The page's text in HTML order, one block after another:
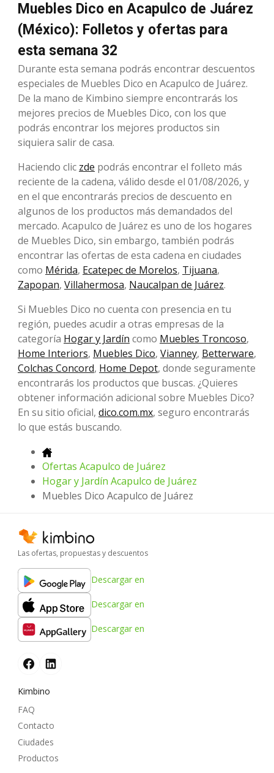
Muebles Dico en Acapulco de Juárez
(México): Folletos y ofertas para
esta semana 32
Durante esta semana podrás encontrar descuentos
especiales de Muebles Dico en Acapulco de Juárez.
De la mano de Kimbino siempre encontrarás los
mejores precios de Muebles Dico, con los que
podrás encontrar los mejores productos sin
siquiera salir de casa.
Haciendo clic zde podrás encontrar el folleto más
reciente de la cadena, válido desde el 01/08/2026, y
en el que encontrarás precios de descuento en
algunos de los productos más demandados del
mercado. Acapulco de Juárez es uno de los hogares
de Muebles Dico, sin embargo, también podrás
encontrar las ofertas de esta cadena en ciudades
como Mérida, Ecatepec de Morelos, Tijuana,
Zapopan, Villahermosa, Naucalpan de Juárez.
Si Muebles Dico no cuenta con presencia en tu
región, puedes acudir a otras empresas de la
categoría Hogar y Jardín como Muebles Troncoso,
Home Interiors, Muebles Dico, Vianney, Betterware,
Colchas Concord, Home Depot, donde seguramente
encontrarás los productos que buscas. ¿Quieres
obtener información adicional sobre Muebles Dico?
En su sitio oficial, dico.com.mx, seguro encontrarás
lo que estás buscando.
Ofertas Acapulco de Juárez
Hogar y Jardín Acapulco de Juárez
Muebles Dico Acapulco de Juárez
Las ofertas, propuestas y descuentos
Descargar en
Descargar en
Descargar en
Kimbino
FAQ
Contacto
Ciudades
Productos